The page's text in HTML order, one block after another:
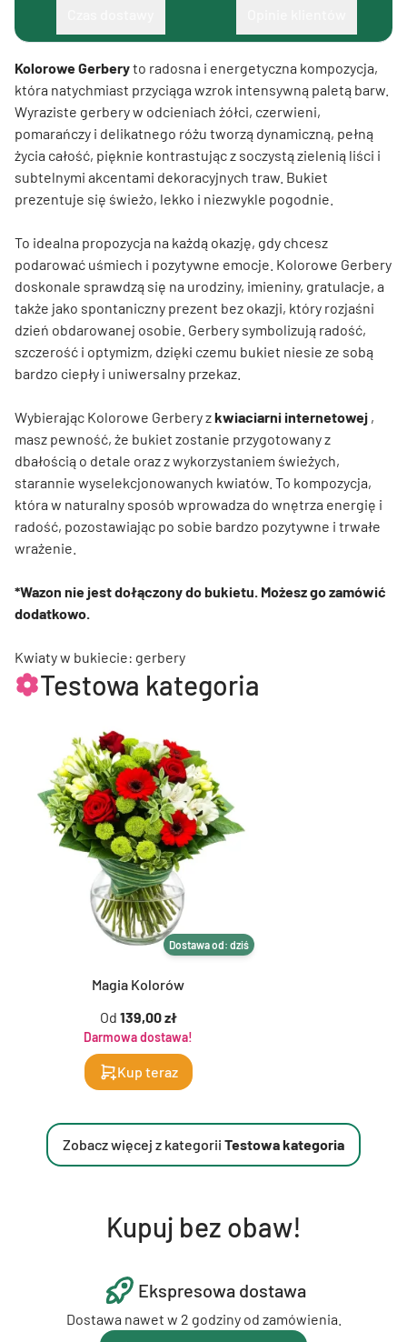
Kolorowe Gerberyto radosna i energetyczna kompozycja,
która natychmiast przyciąga wzrok intensywną paletą barw.
Wyraziste gerbery w odcieniach żółci, czerwieni,
pomarańczy i delikatnego różu tworzą dynamiczną, pełną
życia całość, pięknie kontrastując z soczystą zielenią liści i
subtelnymi akcentami dekoracyjnych traw. Bukiet
prezentuje się świeżo, lekko i niezwykle pogodnie.
To idealna propozycja na każdą okazję, gdy chcesz
podarować uśmiech i pozytywne emocje. Kolorowe Gerbery
doskonale sprawdzą się na urodziny, imieniny, gratulacje, a
także jako spontaniczny prezent bez okazji, który rozjaśni
dzień obdarowanej osobie. Gerbery symbolizują radość,
szczerość i optymizm, dzięki czemu bukiet niesie ze sobą
bardzo ciepły i uniwersalny przekaz.
Wybierając Kolorowe Gerbery zkwiaciarni internetowej ,
masz pewność, że bukiet zostanie przygotowany z
dbałością o detale oraz z wykorzystaniem świeżych,
starannie wyselekcjonowanych kwiatów. To kompozycja,
która w naturalny sposób wprowadza do wnętrza energię i
radość, pozostawiając po sobie bardzo pozytywne i trwałe
wrażenie.
*Wazon nie jest dołączony do bukietu. Możesz go zamówić
dodatkowo.
Kwiaty w bukiecie: gerbery
Testowa kategoria
Dostawa od: dziś
Magia Kolorów
Od 139,00 zł
Darmowa dostawa!
Kup teraz
Zobacz więcej z kategorii Testowa kategoria
Kupuj bez obaw!
Ekspresowa dostawa
Dostawa nawet w 2 godziny od zamówienia.